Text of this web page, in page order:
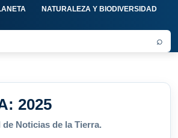
NATURALEZA Y BIODIVERSIDAD
⌕
2025
Noticias de la Tierra.